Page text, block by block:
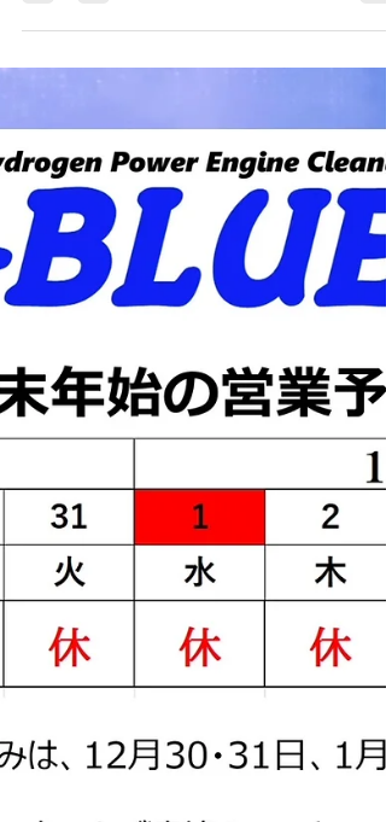
2024年12月26日
自動車施工
石川県羽咋市-ダイハツ ミライース・KF-
VE型 水素ガスカーボンクリーニング施工
実施